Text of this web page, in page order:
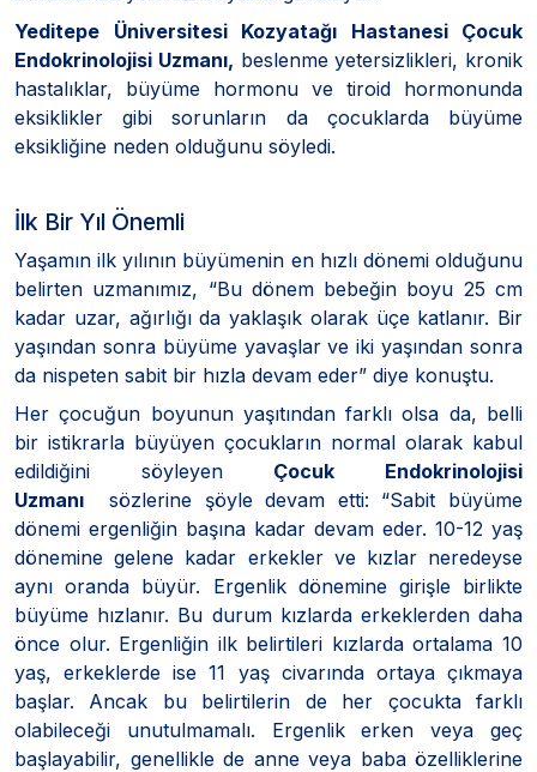
Yeditepe Üniversitesi Kozyatağı Hastanesi Çocuk
Endokrinolojisi Uzmanı, beslenme yetersizlikleri, kronik
hastalıklar, büyüme hormonu ve tiroid hormonunda
eksiklikler gibi sorunların da çocuklarda büyüme
eksikliğine neden olduğunu söyledi.
İlk Bir Yıl Önemli
Yaşamın ilk yılının büyümenin en hızlı dönemi olduğunu
belirten uzmanımız, “Bu dönem bebeğin boyu 25 cm
kadar uzar, ağırlığı da yaklaşık olarak üçe katlanır. Bir
yaşından sonra büyüme yavaşlar ve iki yaşından sonra
da nispeten sabit bir hızla devam eder” diye konuştu.
Her çocuğun boyunun yaşıtından farklı olsa da, belli
bir istikrarla büyüyen çocukların normal olarak kabul
edildiğini söyleyen Çocuk Endokrinolojisi
Uzmanı sözlerine şöyle devam etti: “Sabit büyüme
dönemi ergenliğin başına kadar devam eder. 10-12 yaş
dönemine gelene kadar erkekler ve kızlar neredeyse
aynı oranda büyür. Ergenlik dönemine girişle birlikte
büyüme hızlanır. Bu durum kızlarda erkeklerden daha
önce olur. Ergenliğin ilk belirtileri kızlarda ortalama 10
yaş, erkeklerde ise 11 yaş civarında ortaya çıkmaya
başlar. Ancak bu belirtilerin de her çocukta farklı
olabileceği unutulmamalı. Ergenlik erken veya geç
başlayabilir, genellikle de anne veya baba özelliklerine